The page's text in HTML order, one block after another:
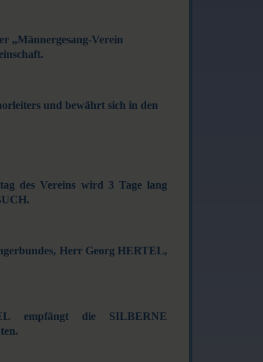
„Männergesang-Verein
und bewährt sich in den
des Vereins wird 3 Tage lang
Herr Georg HERTEL,
empfängt die SILBERNE